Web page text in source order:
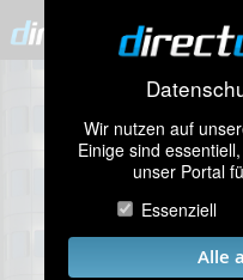
Wir nutzen auf
Einige sind
unser Portal
Essenziell
Alle